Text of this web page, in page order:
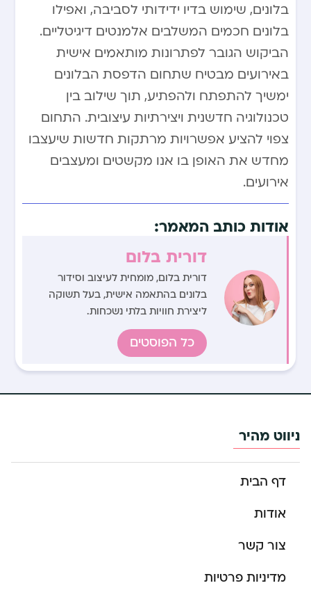
בלונים, שימוש בדיו ידידותי לסביבה, ואפילו
בלונים חכמים המשלבים אלמנטים דיגיטליים.
הביקוש הגובר לפתרונות מותאמים אישית
באירועים מבטיח שתחום הדפסת הבלונים
ימשיך להתפתח ולהפתיע, תוך שילוב בין
טכנולוגיה חדשנית ויצירתיות עיצובית. התחום
צפוי להציע אפשרויות מרתקות חדשות שיעצבו
מחדש את האופן בו אנו מקשטים ומעצבים
אירועים.
אודות כותב המאמר:
דורית בלום
דורית בלום, מומחית לעיצוב וסידור
בלונים בהתאמה אישית, בעל תשוקה
ליצירת חוויות בלתי נשכחות.
כל הפוסטים
ניווט מהיר
דף הבית
אודות
צור קשר
מדיניות פרטיות